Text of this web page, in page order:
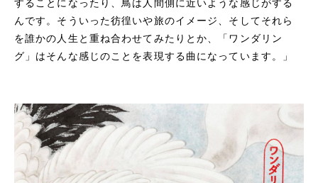
することになったり、鳥は人間側に近いような感じがする
んです。そういった彷徨いや旅のイメージ、そしてそれら
を誰かの人生と重ね合わせてみたりとか、「ワンダリン
グ」はそんな感じのことを表現する曲になっています。」